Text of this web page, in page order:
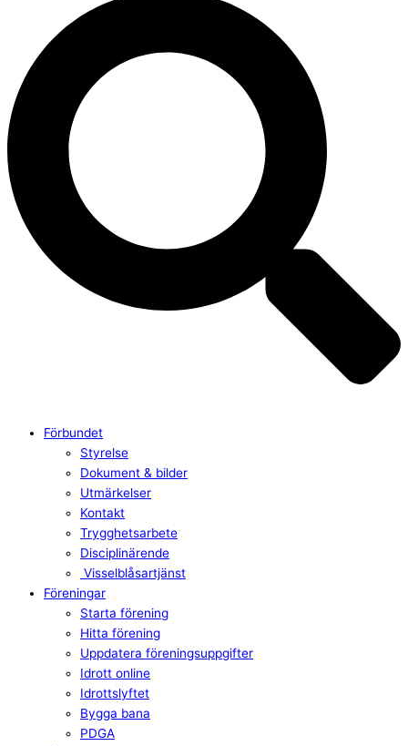
Förbundet
Styrelse
Dokument & bilder
Utmärkelser
Kontakt
Trygghetsarbete
Disciplinärende
Visselblåsartjänst
Föreningar
Starta förening
Hitta förening
Uppdatera föreningsuppgifter
Idrott online
Idrottslyftet
Bygga bana
PDGA